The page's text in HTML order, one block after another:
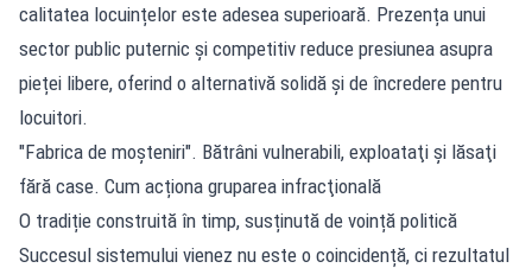
calitatea locuințelor este adesea superioară. Prezența unui
sector public puternic și competitiv reduce presiunea asupra
pieței libere, oferind o alternativă solidă și de încredere pentru
locuitori.
"Fabrica de moșteniri". Bătrâni vulnerabili, exploataţi şi lăsaţi
fără case. Cum acționa gruparea infracţională
O tradiție construită în timp, susținută de voință politică
Succesul sistemului vienez nu este o coincidență, ci rezultatul